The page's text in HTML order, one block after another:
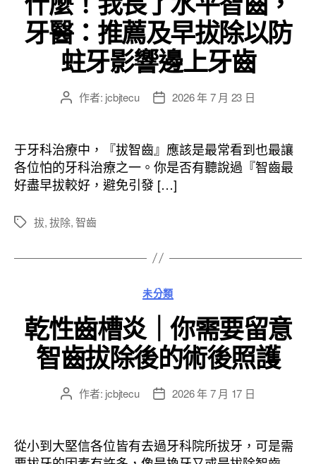
牙醫：推薦及早拔除以防
蛀牙影響邊上牙齒
文
者
作者: jcbjtecu
文
佈
日
期
2026 年 7 月 23 日
于牙科治療中，『拔智齒』應該是最常看到也最讓
各位怕的牙科治療之一。你是否有聽說過『智齒最
好盡早拔較好，避免引發 […]
標
拔,拔除,智齒
分
類
未分類
乾性齒槽炎｜你需要留意
智齒拔除後的術後照護
文
者
作者: jcbjtecu
文
佈
日
2026 年 7 月 17 日
從小到大堅信各位皆有去過牙科院所拔牙，可是需